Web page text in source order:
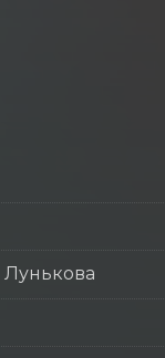
Лунькова